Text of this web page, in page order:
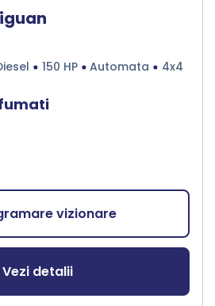
150 HP Automata 4x4
vizionare
Vezi detalii